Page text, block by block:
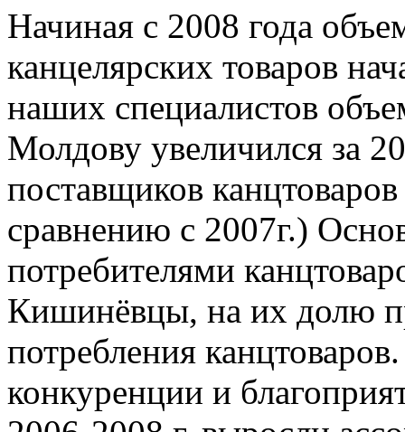
Начиная с 2008 года
канцелярских товаров
наших специалистов
Молдову увеличился за
поставщиков
сравнению с 2007г.)
потребителями
Кишинёвцы, на их долю
потребления
конкуренции и